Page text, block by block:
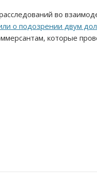
во
о подозрении двум
которые